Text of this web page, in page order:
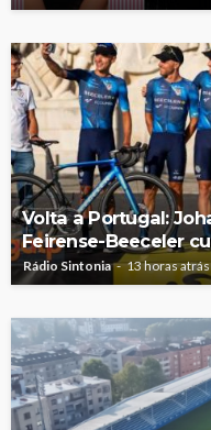
Volta a Portugal:
Feirense-Beeceler
Rádio Sintonia 13 horas atrás